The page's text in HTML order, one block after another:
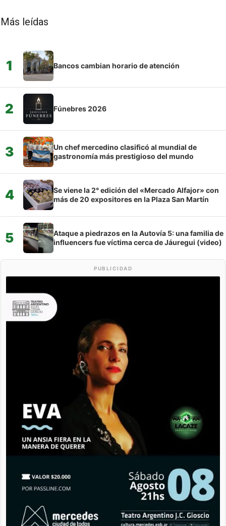
Más leídas
1 Bancos cambian horario de atención
2 Fúnebres 2026
3
Un chef mercedino clasificó al mundial de
gastronomía más prestigioso del mundo
4
Se viene la 2° edición del «Mercado Alfajor» con
más de 20 expositores en la Plaza San Martín
5
Ataque a piedrazos en la Autovía 5: una familia de
influencers fue víctima cerca de Jáuregui (video)
PUBLICIDAD